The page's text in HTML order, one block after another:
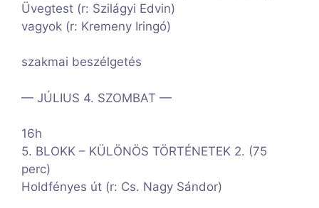
Üvegtest (r: Szilágyi Edvin)
vagyok (r: Kremeny Iringó)
szakmai beszélgetés
— JÚLIUS 4. SZOMBAT —
16h
5. BLOKK – KÜLÖNÖS TÖRTÉNETEK 2. (75
perc)
Holdfényes út (r: Cs. Nagy Sándor)